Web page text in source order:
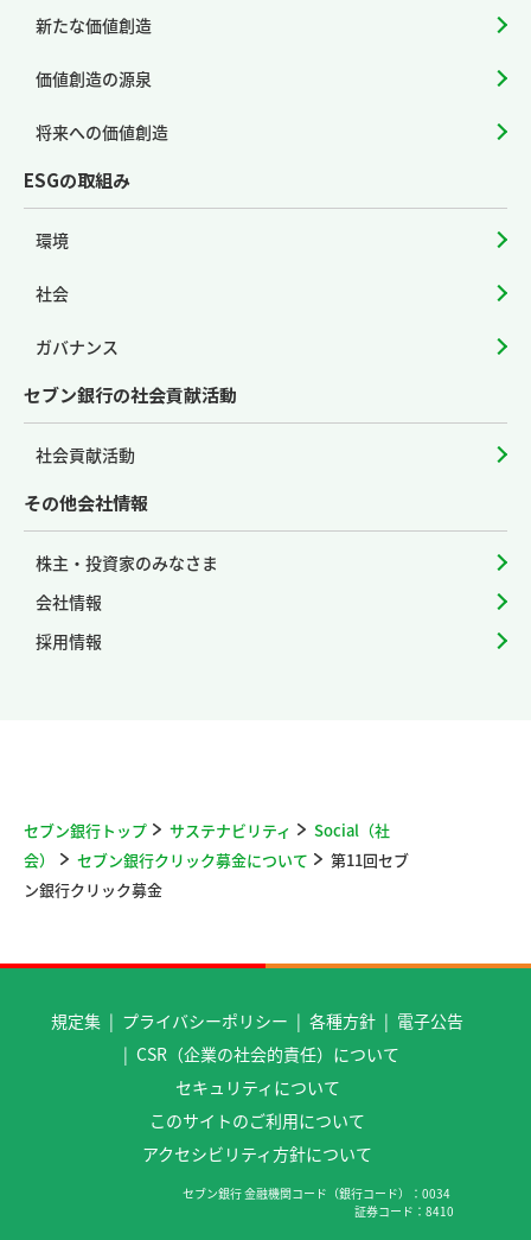
新たな価値創造
価値創造の源泉
将来への価値創造
ESGの取組み
環境
社会
ガバナンス
セブン銀行の社会貢献活動
社会貢献活動
その他会社情報
株主・投資家のみなさま
会社情報
採用情報
セブン銀行トップ サステナビリティ
Social（社
会）
セブン銀行クリック募金について
第11回セブ
ン銀行クリック募金
規定集 プライバシーポリシー 各種方針
電子公告
CSR（企業の社会的責任）について
セキュリティについて
このサイトのご利用について
アクセシビリティ方針について
セブン銀行 金融機関コード（銀行コード）
0034
証券コード
8410